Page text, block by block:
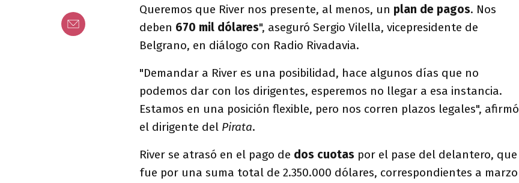
Queremos que River nos presente, al menos, un plan de pagos. Nos
deben 670 mil dólares", aseguró Sergio Vilella, vicepresidente de
Belgrano, en diálogo con Radio Rivadavia.
"Demandar a River es una posibilidad, hace algunos días que no
podemos dar con los dirigentes, esperemos no llegar a esa instancia.
Estamos en una posición flexible, pero nos corren plazos legales", afirmó
el dirigente del Pirata.
River se atrasó en el pago de dos cuotas por el pase del delantero, que
fue por una suma total de 2.350.000 dólares, correspondientes a marzo